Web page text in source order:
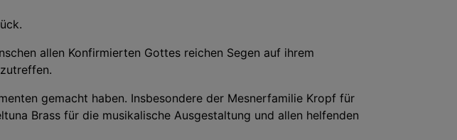
allen Konfirmierten Gottes reichen Segen auf ihrem
gemacht haben. Insbesondere der Mesnerfamilie Kropf für
Brass für die musikalische Ausgestaltung und allen helfenden